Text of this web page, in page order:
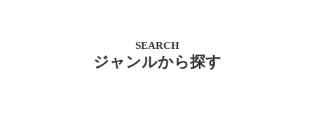
SEARCH
ジャンルから探す